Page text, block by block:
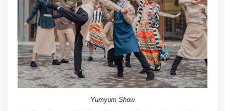
Yumyum Show